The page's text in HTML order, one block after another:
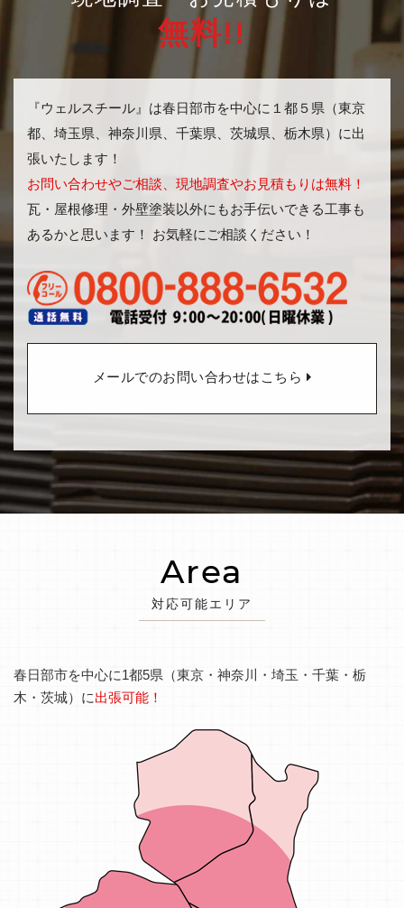
無料!!
『ウェルスチール』は春日部市を中心に１都５県（東京
都、埼玉県、神奈川県、千葉県、茨城県、栃木県）に出
張いたします！
お問い合わせやご相談、現地調査やお見積もりは無料！
瓦・屋根修理・外壁塗装以外にもお手伝いできる工事も
あるかと思います！ お気軽にご相談ください！
メールでのお問い合わせはこちら
Area
対応可能エリア
春日部市を中心に1都5県（東京・神奈川・埼玉・千葉・栃
木・茨城）に出張可能！